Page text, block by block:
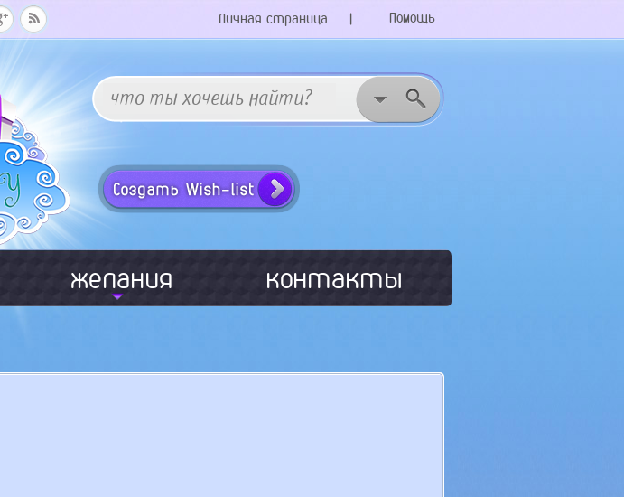
Помощь
|
Личная страница
желания контакты